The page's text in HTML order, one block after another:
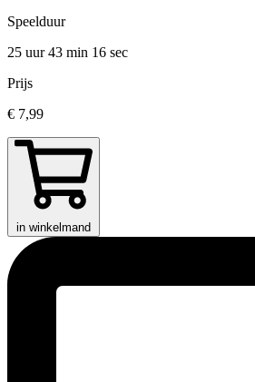
Speelduur
25 uur 43 min 16 sec
Prijs
€ 7,99
in winkelmand